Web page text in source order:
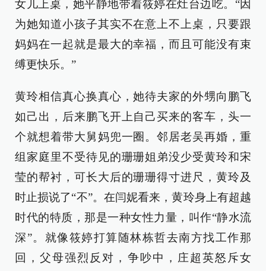
女儿上桌，她平静地带着筱婷在灶台边吃。“因
为她知道小孩子其实不在意上不上桌，只要跟
妈妈在一起就是最大的幸福，而且可能没有束
缚更快乐。”
黄玲相信真心换真心，她待夫家的外甥向鹏飞
如己出，后来鹏飞开上自己买来的客车，头一
个就想着带大舅妈兜一圈。邻居老吴再婚，重
组家庭里不受待见的珊珊姐弟没少受黄玲和宋
莹的帮衬，可长大后的珊珊得寸进尺，黄玲及
时止损说了“不”。在闫妮看来，黄玲身上有超越
时代的特质，那是一种女性力量，叫作“静水流
深”。就像筱婷打算随林栋哲去南方找工作那
回，父母强烈反对，争吵中，庄超英怒斥女